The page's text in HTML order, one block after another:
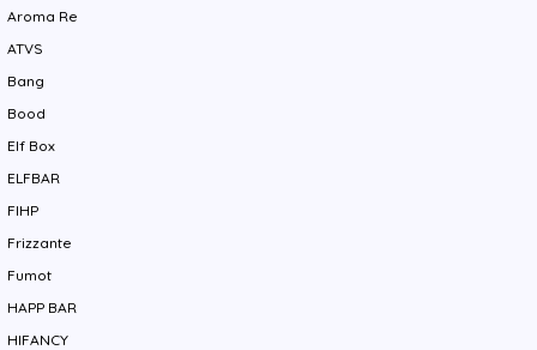
Aroma Re
ATVS
Bang
Bood
Elf Box
ELFBAR
FIHP
Frizzante
Fumot
HAPP BAR
HIFANCY